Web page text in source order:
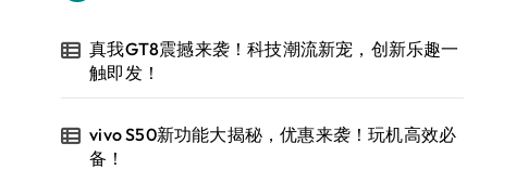
真我GT8震撼来袭！科技潮流新宠，创新乐趣一
触即发！
vivo S50新功能大揭秘，优惠来袭！玩机高效必
备！